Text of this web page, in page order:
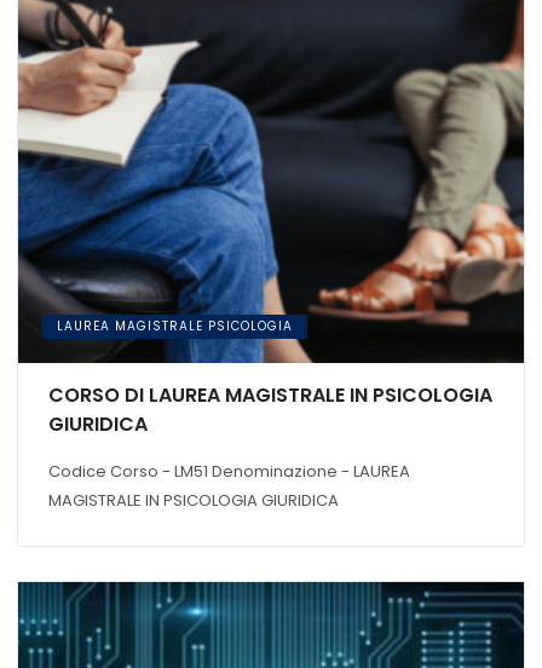
LAUREA MAGISTRALE PSICOLOGIA
CORSO DI LAUREA MAGISTRALE IN PSICOLOGIA
GIURIDICA
Codice Corso - LM51 Denominazione - LAUREA
MAGISTRALE IN PSICOLOGIA GIURIDICA